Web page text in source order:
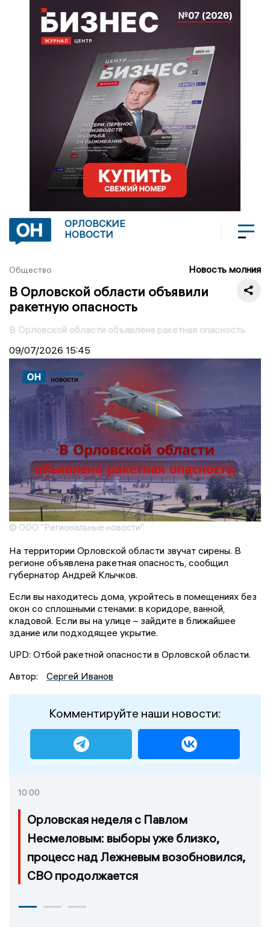
ОРЛОВСКИЕ
НОВОСТИ
Общество Новость молния
В Орловской области объявили
ракетную опасность
В Орловской области объявлена ракетная опасность
09/07/2026 15:45
© ООО "Региональные новости"
На территории Орловской области звучат сирены. В
регионе объявлена ракетная опасность, сообщил
губернатор Андрей Клычков.
Если вы находитесь дома, укройтесь в помещениях без
окон со сплошными стенами: в коридоре, ванной,
кладовой. Если вы на улице – зайдите в ближайшее
здание или подходящее укрытие.
UPD: Отбой ракетной опасности в Орловской области.
Автор:
Сергей Иванов
Комментируйте наши новости:
10:00
Орловская неделя с Павлом
Несмеловым: выборы уже близко,
процесс над Лежневым возобновился,
СВО продолжается